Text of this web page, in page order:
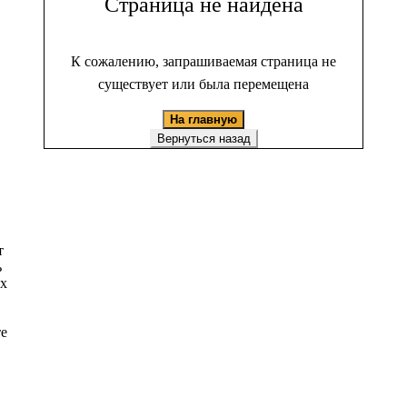
К сожалению, запрашиваемая страница не
существует или была перемещена
На главную
Вернуться назад